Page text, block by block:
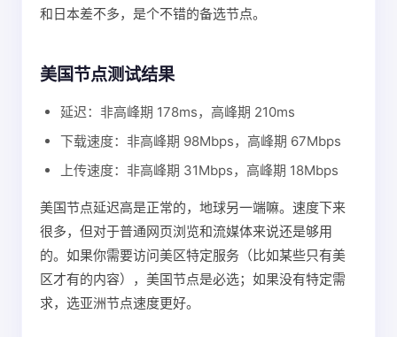
和日本差不多，是个不错的备选节点。
美国节点测试结果
延迟：非高峰期 178ms，高峰期 210ms
下载速度：非高峰期 98Mbps，高峰期 67Mbps
上传速度：非高峰期 31Mbps，高峰期 18Mbps
美国节点延迟高是正常的，地球另一端嘛。速度下来
很多，但对于普通网页浏览和流媒体来说还是够用
的。如果你需要访问美区特定服务（比如某些只有美
区才有的内容），美国节点是必选；如果没有特定需
求，选亚洲节点速度更好。